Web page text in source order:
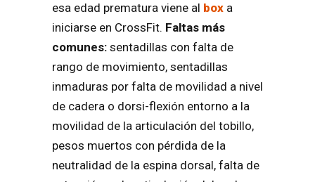
esa edad prematura viene al box a
iniciarse en CrossFit. Faltas más
comunes: sentadillas con falta de
rango de movimiento, sentadillas
inmaduras por falta de movilidad a nivel
de cadera o dorsi-flexión entorno a la
movilidad de la articulación del tobillo,
pesos muertos con pérdida de la
neutralidad de la espina dorsal, falta de